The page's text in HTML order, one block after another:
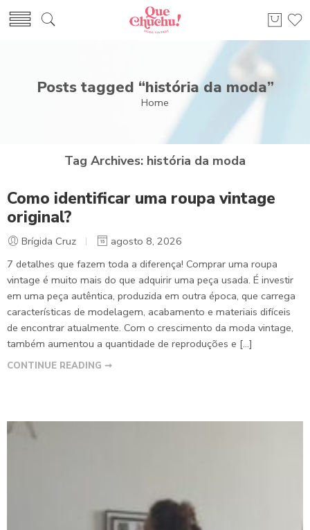
Posts tagged “história da moda”
Home
Tag Archives: história da moda
Como identificar uma roupa vintage
original?
Brígida Cruz
agosto 8, 2026
7 detalhes que fazem toda a diferença! Comprar uma roupa
vintage é muito mais do que adquirir uma peça usada. É investir
em uma peça autêntica, produzida em outra época, que carrega
características de modelagem, acabamento e materiais difíceis
de encontrar atualmente. Com o crescimento da moda vintage,
também aumentou a quantidade de reproduções e […]
CONTINUE READING ➞